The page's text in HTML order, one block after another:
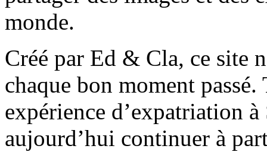
monde.
Créé par Ed & Cla, ce site
chaque bon moment
expérience d’expatriation
aujourd’hui continuer à